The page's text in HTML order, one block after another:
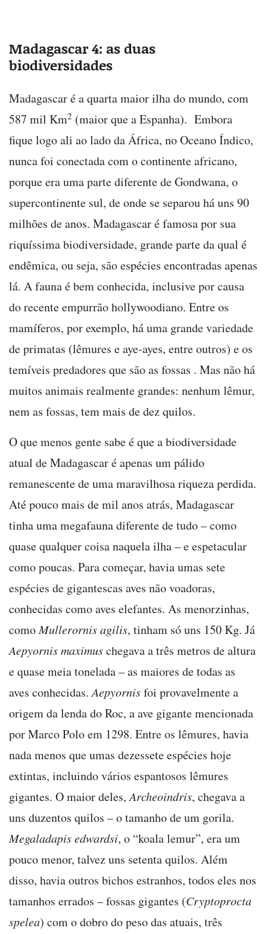
Madagascar 4: as duas
biodiversidades
Madagascar é a quarta maior ilha do mundo, com
587 mil Km2 (maior que a Espanha). Embora
fique logo ali ao lado da África, no Oceano Índico,
nunca foi conectada com o continente africano,
porque era uma parte diferente de Gondwana, o
supercontinente sul, de onde se separou há uns 90
milhões de anos. Madagascar é famosa por sua
riquíssima biodiversidade, grande parte da qual é
endêmica, ou seja, são espécies encontradas apenas
lá. A fauna é bem conhecida, inclusive por causa
do recente empurrão hollywoodiano. Entre os
mamíferos, por exemplo, há uma grande variedade
de primatas (lêmures e aye-ayes, entre outros) e os
temíveis predadores que são as fossas . Mas não há
muitos animais realmente grandes: nenhum lêmur,
nem as fossas, tem mais de dez quilos.
O que menos gente sabe é que a biodiversidade
atual de Madagascar é apenas um pálido
remanescente de uma maravilhosa riqueza perdida.
Até pouco mais de mil anos atrás, Madagascar
tinha uma megafauna diferente de tudo – como
quase qualquer coisa naquela ilha – e espetacular
como poucas. Para começar, havia umas sete
espécies de gigantescas aves não voadoras,
conhecidas como aves elefantes. As menorzinhas,
comoMullerornis agilis, tinham só uns 150 Kg. Já
Aepyornis maximuschegava a três metros de altura
e quase meia tonelada – as maiores de todas as
aves conhecidas.Aepyornisfoi provavelmente a
origem da lenda do Roc, a ave gigante mencionada
por Marco Polo em 1298. Entre os lêmures, havia
nada menos que umas dezessete espécies hoje
extintas, incluindo vários espantosos lêmures
gigantes. O maior deles,Archeoindris, chegava a
uns duzentos quilos – o tamanho de um gorila.
Megaladapis edwardsi, o “koala lemur”, era um
pouco menor, talvez uns setenta quilos. Além
disso, havia outros bichos estranhos, todos eles nos
tamanhos errados – fossas gigantes (Cryptoprocta
spelea) com o dobro do peso das atuais, três